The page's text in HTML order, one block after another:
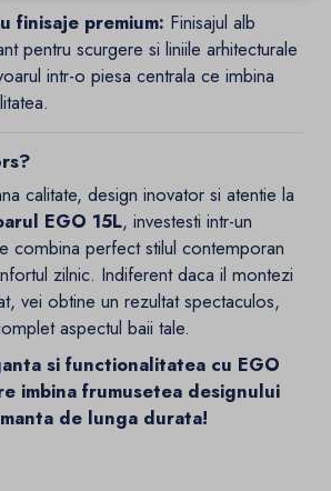
finisaje premium: Finisajul alb
pentru scurgere si liniile arhitecturale
intr-o piesa centrala ce imbina
calitate, design inovator si atentie la
EGO 15L, investesti intr-un
combina perfect stilul contemporan
zilnic. Indiferent daca il montezi
vei obtine un rezultat spectaculos,
aspectul baii tale.
si functionalitatea cu EGO
imbina frumusetea designului
de lunga durata!